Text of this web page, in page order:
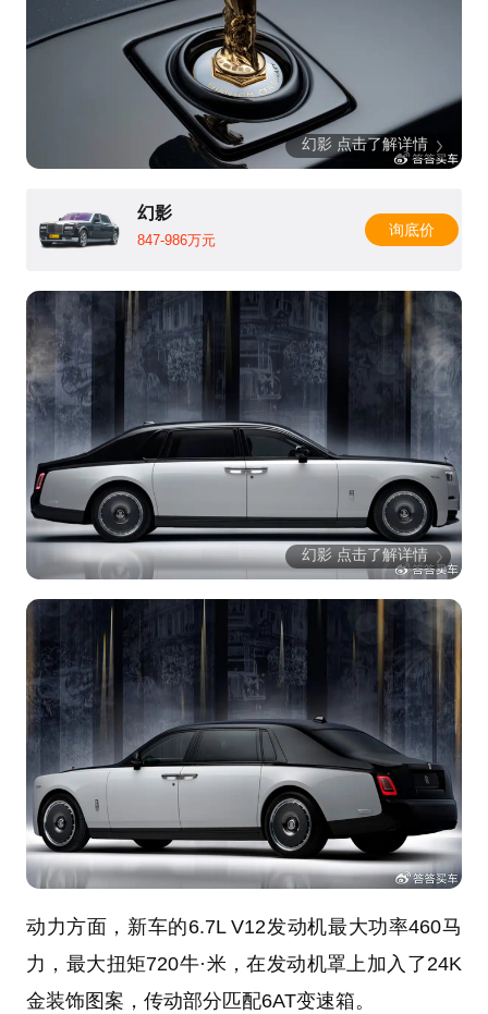
幻影 点击了解详情
幻影
847-986万元
询底价
幻影 点击了解详情
动力方面，新车的6.7L V12发动机最大功率460马
力，最大扭矩720牛·米，在发动机罩上加入了24K
金装饰图案，传动部分匹配6AT变速箱。